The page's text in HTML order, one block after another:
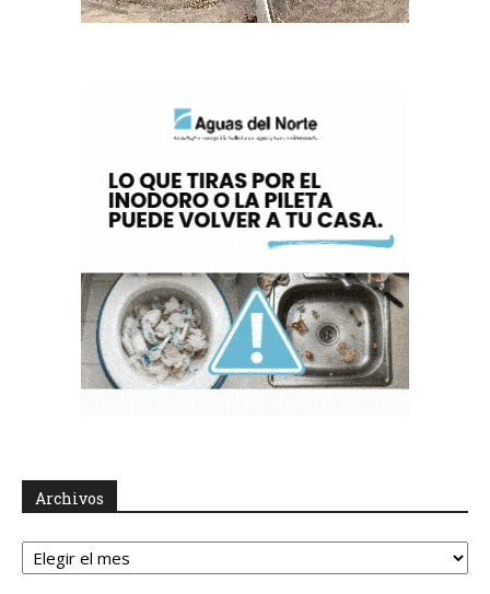
Archivos
Archivos